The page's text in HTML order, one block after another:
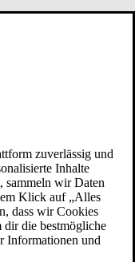
zuverlässig und
Inhalte
sammeln wir Daten
Klick auf „Alles
dass wir Cookies
dir die bestmögliche
Informationen und